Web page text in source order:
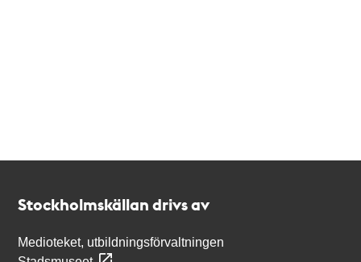
Stockholmskällan drivs av
Medioteket, utbildningsförvaltningen